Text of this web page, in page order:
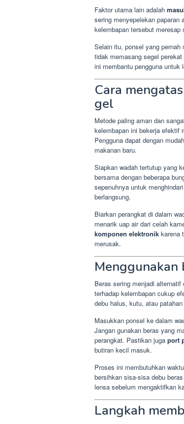
Faktor utama lain adalah
sering menyepelekan paparan
kelembapan tersebut
Selain itu, ponsel yang
tidak memasang segel perekat
ini membantu pengguna untuk
Cara
gel
Metode paling aman dan
kelembapan ini bekerja efektif
Pengguna dapat dengan
makanan baru.
Siapkan wadah tertutup yang
bersama dengan beberapa
sepenuhnya untuk
berlangsung.
Biarkan perangkat di dalam
menarik uap air dari celah
komponen elektronik karena
merusak.
Menggunakan
Beras sering menjadi
terhadap kelembapan cukup
debu halus, kutu, atau
Masukkan ponsel ke dalam
Jangan gunakan beras yang
perangkat. Pastikan juga port
butiran kecil masuk.
Proses ini membutuhkan
bersihkan sisa-sisa debu
lensa sebelum mengaktifkan
Langkah